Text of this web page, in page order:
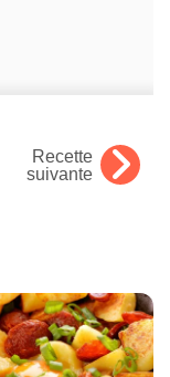
Recette
suivante